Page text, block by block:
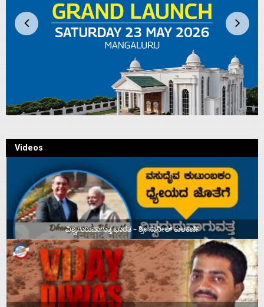
Videos
ವಿಶ್ವಗುರುವಾಗುತ್ತ ಭಾರತ – ಶ್ರೀ ಸುನೀಲ್‌ ಕುಲಕರ್ಣಿ